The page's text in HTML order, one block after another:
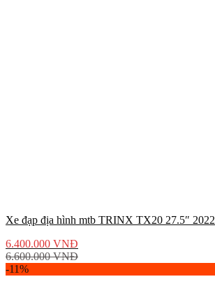
Xe đạp địa hình mtb TRINX TX20 27.5″
6.400.000 VNĐ
6.600.000VNĐ
-11%